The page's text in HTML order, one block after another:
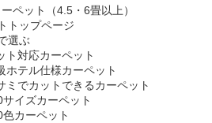
ペット（4.5・6畳以上）
トップページ
選ぶ
ト対応カーペット
ホテル仕様カーペット
ミでカットできるカーペット
サイズカーペット
色カーペット